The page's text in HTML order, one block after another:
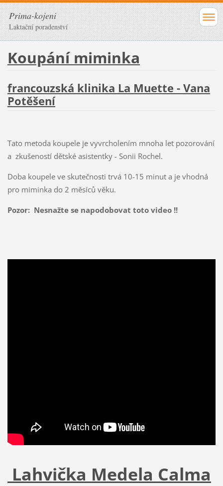
Prima-kojeni
Laktační poradenství
Koupání miminka
francouzská klinika La Muette - Vana
Potěšení
Tato metoda koupele je vyvrcholením mnoha let pozorování
a zkušeností dětské asistentky - Sonii Rochel.
Doba koupele ve skutečnosti trvá 10-15 minut a je vhodná
pro miminka do 2 měsíců věku.
Pozor: Nesnažte se napodobovat toto video !!
Lahvička Medela Calma